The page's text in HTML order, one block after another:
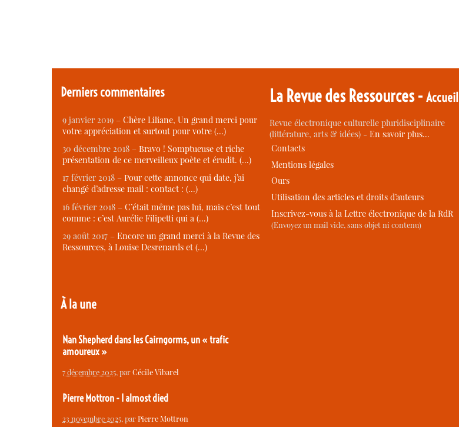
Derniers commentaires
9 janvier 2019 – Chère Liliane, Un grand merci pour
votre appréciation et surtout pour votre (…)
30 décembre 2018 – Bravo ! Somptueuse et riche
présentation de ce merveilleux poète et érudit. (…)
17 février 2018 – Pour cette annonce qui date, j’ai
changé d’adresse mail : contact : (…)
16 février 2018 – C’était même pas lui, mais c’est tout
comme : c’est Aurélie Filipetti qui a (…)
29 août 2017 – Encore un grand merci à la Revue des
Ressources, à Louise Desrenards et (…)
À la une
Nan Shepherd dans les Cairngorms, un « trafic
amoureux »
7 décembre 2025, parCécile Vibarel
Pierre Mottron - I almost died
23 novembre 2025, parPierre Mottron
La Revue des Ressources -Accueil
Revue électronique culturelle pluridisciplinaire
(littérature, arts & idées) -En savoir plus…
Contacts
Mentions légales
Ours
Utilisation des articles et droits d’auteurs
Inscrivez-vous à la Lettre électronique de la RdR
(Envoyez un mail vide, sans objet ni contenu)